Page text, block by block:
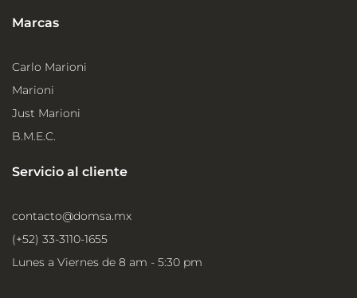
Marcas
Carlo Marioni
Marioni
Just Marioni
B.M.E.C.
Servicio al cliente
contacto@domsa.mx
(+52) 33-3110-1655
Lunes a Viernes de 8 am - 5:30 pm